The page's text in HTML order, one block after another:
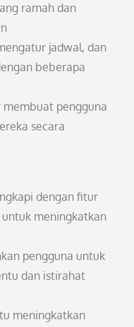
ramah dan
jadwal, dan
beberapa
pengguna
secara
dengan fitur
untuk meningkatkan
pengguna untuk
dan istirahat
meningkatkan